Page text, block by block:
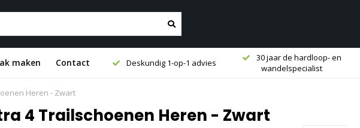
maken Contact
1-op-1 advies
30 jaar de hardloop- en
wandelspecialist
Aan de A15 en gratis
parkeren voor de deur!
Heren - Zwart
4 Trailschoenen Heren - Zwart